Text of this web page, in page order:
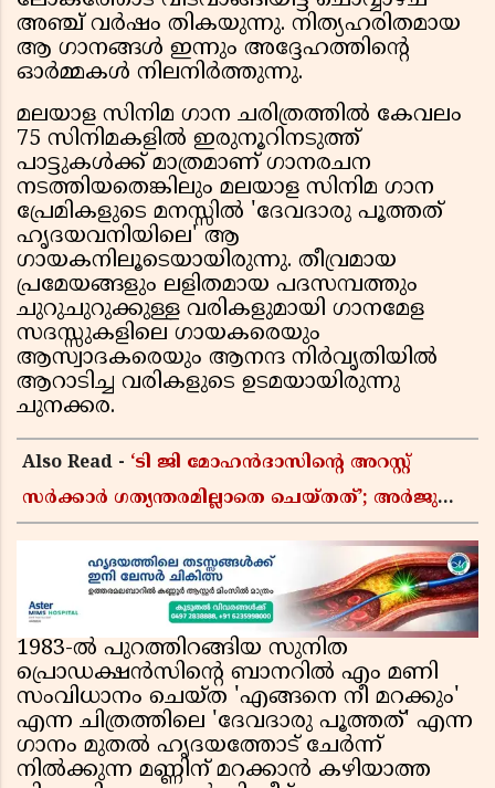
അഞ്ച് വർഷം തികയുന്നു. നിത്യഹരിതമായ
ആ ഗാനങ്ങൾ ഇന്നും അദ്ദേഹത്തിന്റെ
ഓർമ്മകൾ നിലനിർത്തുന്നു.
മലയാള സിനിമ ഗാന ചരിത്രത്തിൽ കേവലം
75 സിനിമകളിൽ ഇരുനൂറിനടുത്ത്
പാട്ടുകൾക്ക് മാത്രമാണ് ഗാനരചന
നടത്തിയതെങ്കിലും മലയാള സിനിമ ഗാന
പ്രേമികളുടെ മനസ്സിൽ 'ദേവദാരു പൂത്തത്
ഹൃദയവനിയിലെ' ആ
ഗായകനിലൂടെയായിരുന്നു. തീവ്രമായ
പ്രമേയങ്ങളും ലളിതമായ പദസമ്പത്തും
ചുറുചുറുക്കുള്ള വരികളുമായി ഗാനമേള
സദസ്സുകളിലെ ഗായകരെയും
ആസ്വാദകരെയും ആനന്ദ നിർവൃതിയിൽ
ആറാടിച്ച വരികളുടെ ഉടമയായിരുന്നു
ചുനക്കര.
Also Read - ‘ടി ജി മോഹൻദാസിൻ്റെ അറസ്റ്റ്
സർക്കാർ ഗത്യന്തരമില്ലാതെ ചെയ്തത്’; അർജുൻ
ജയരാജൻ
1983-ൽ പുറത്തിറങ്ങിയ സുനിത
പ്രൊഡക്ഷൻസിന്റെ ബാനറിൽ എം മണി
സംവിധാനം ചെയ്ത 'എങ്ങനെ നീ മറക്കും'
എന്ന ചിത്രത്തിലെ 'ദേവദാരു പൂത്തത്' എന്ന
ഗാനം മുതൽ ഹൃദയത്തോട് ചേർന്ന്
നിൽക്കുന്ന മണ്ണിന് മറക്കാൻ കഴിയാത്ത